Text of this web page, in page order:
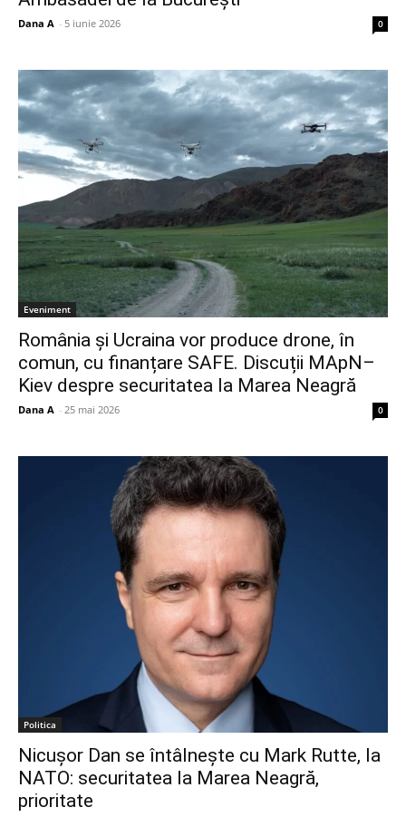
Dana A - 5 iunie 2026 0
Eveniment
România și Ucraina vor produce drone, în
comun, cu finanțare SAFE. Discuții MApN–
Kiev despre securitatea la Marea Neagră
Dana A - 25 mai 2026 0
Politica
Nicușor Dan se întâlnește cu Mark Rutte, la
NATO: securitatea la Marea Neagră,
prioritate